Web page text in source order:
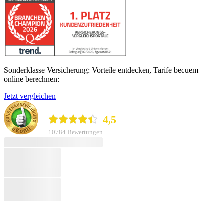
Sonderklasse Versicherung: Vorteile entdecken, Tarife bequem
online berechnen:
Jetzt vergleichen
4,5
10784 Bewertungen